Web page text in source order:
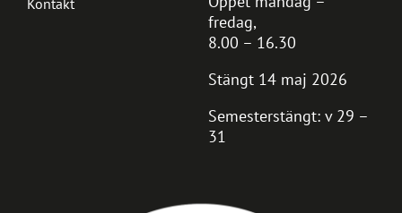
fredag,
8.00 – 16.30
Stängt 14 maj 2026
Semesterstängt: v 29 –
31
Kontakt